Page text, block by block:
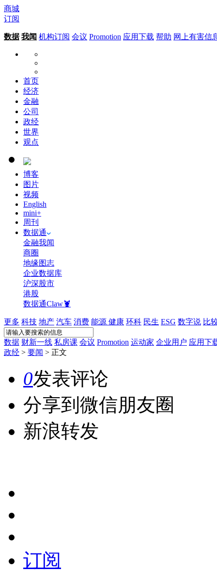
商城
订阅
数据 我闻 机构订阅 会议 Promotion 应用下载 帮助 网上有害信
首页
经济
金融
公司
政经
世界
观点
博客
图片
视频
English
mini+
周刊
数据通
金融我闻
商圈
地缘图志
企业数据库
沪深股市
港股
数据通Claw🦞
更多 科技 地产 汽车 消费 能源 健康 环科 民生 ESG 数字说 比
数据 财新一线 私房课 会议 Promotion 运动家 企业用户 应用下
政经 > 要闻 > 正文
0发表评论
分享到微信朋友圈
新浪转发
订阅